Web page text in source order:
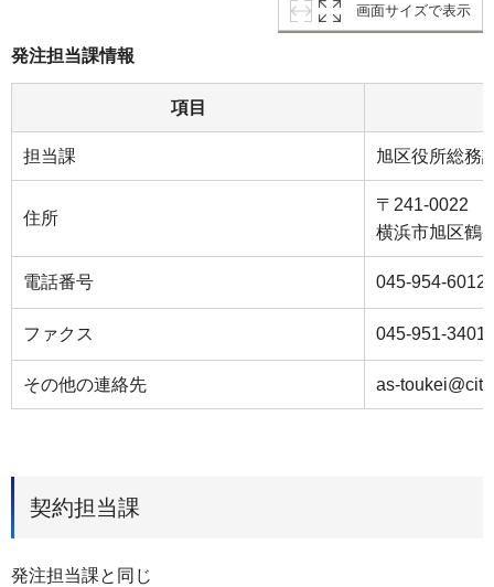
画面サイズで表示
発注担当課情報
項目
担当課 旭区役所総務
住所
〒241-0022
横浜市旭区鶴
電話番号 045-954-6012
ファクス 045-951-3401
その他の連絡先 as-
契約担当課
発注担当課と同じ